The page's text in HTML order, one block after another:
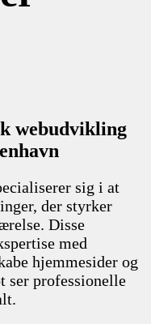
webudvikling
sig i at
der styrker
Disse
med
hjemmesider og
ser professionelle